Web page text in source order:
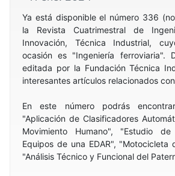
Ya está disponible el número 336
la Revista Cuatrimestral de
Innovación, Técnica Industrial,
ocasión es "Ingeniería ferroviaria".
editada por la Fundación Técnica
interesantes artículos relacionados
En este número podrás
"Aplicación de Clasificadores
Movimiento Humano", "Estudio
Equipos de una EDAR", "Motocicleta
"Análisis Técnico y Funcional del